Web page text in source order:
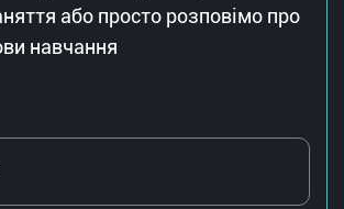
або просто розповімо про
навчання